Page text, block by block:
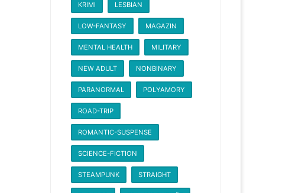
KRIMI LESBIAN
LOW-FANTASY MAGAZIN
MENTAL HEALTH MILITARY
NEW ADULT NONBINARY
PARANORMAL POLYAMORY
ROAD-TRIP
ROMANTIC-SUSPENSE
SCIENCE-FICTION
STEAMPUNK STRAIGHT